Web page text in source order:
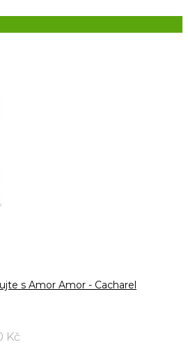
s Amor Amor - Cacharel
Kč